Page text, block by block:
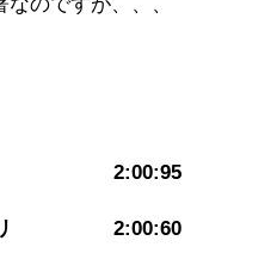
ス 2:00:95
ヒカリ 2:00:60